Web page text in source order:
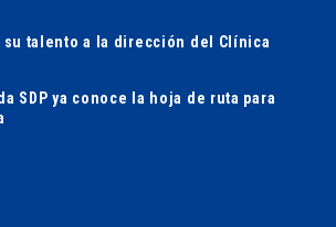
su talento a la dirección del Clínica
SDP ya conoce la hoja de ruta para